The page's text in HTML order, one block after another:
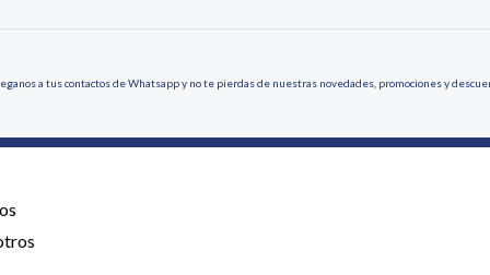
a tus contactos de Whatsapp y no te pierdas de nuestras novedades, promociones y